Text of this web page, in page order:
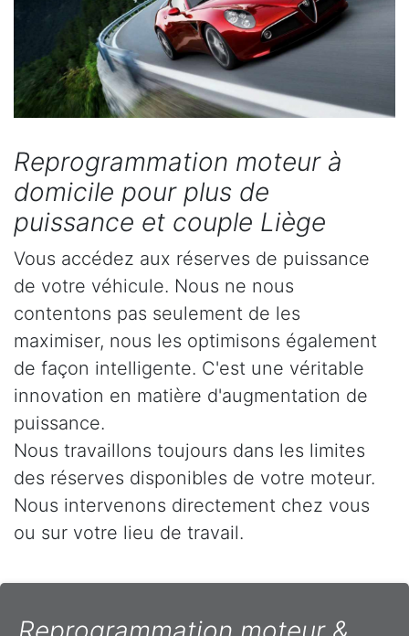
Reprogrammation moteur à
domicile pour plus de
puissance et couple Liège
Vous accédez aux réserves de puissance
de votre véhicule. Nous ne nous
contentons pas seulement de les
maximiser, nous les optimisons également
de façon intelligente. C'est une véritable
innovation en matière d'augmentation de
puissance.
Nous travaillons toujours dans les limites
des réserves disponibles de votre moteur.
Nous intervenons directement chez vous
ou sur votre lieu de travail.